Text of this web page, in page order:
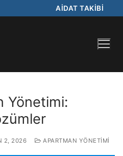
AİDAT TAKİBİ
Yönetimi:
2, 2026 APARTMAN YÖNETIMI